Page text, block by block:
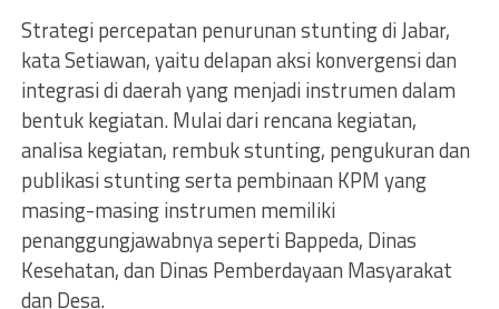
Strategi percepatan penurunan stunting di Jabar,
kata Setiawan, yaitu delapan aksi konvergensi dan
integrasi di daerah yang menjadi instrumen dalam
bentuk kegiatan. Mulai dari rencana kegiatan,
analisa kegiatan, rembuk stunting, pengukuran dan
publikasi stunting serta pembinaan KPM yang
masing-masing instrumen memiliki
penanggungjawabnya seperti Bappeda, Dinas
Kesehatan, dan Dinas Pemberdayaan Masyarakat
dan Desa.